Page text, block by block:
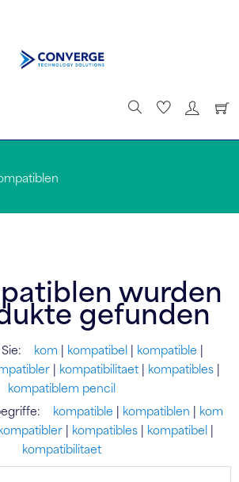
wurden
gefunden
kom | kompatibel| kompatible |
| kompatibilitaet| kompatibles|
kompatiblem pencil
kompatible | kompatiblen | kom
| kompatibles| kompatibel|
kompatibilitaet